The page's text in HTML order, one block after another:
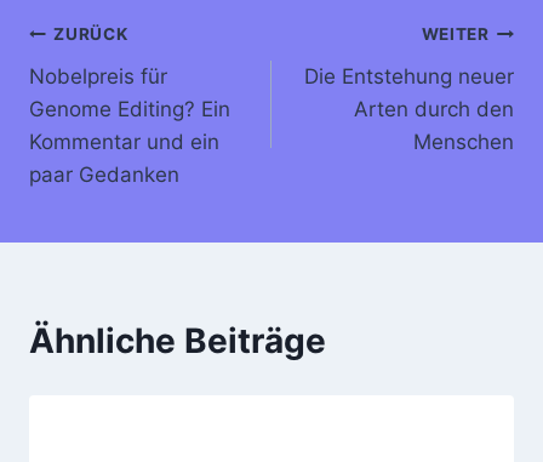
Beitragsnavigation
ZURÜCK
Nobelpreis für
Genome Editing? Ein
Kommentar und ein
paar Gedanken
WEITER
Die Entstehung neuer
Arten durch den
Menschen
Ähnliche Beiträge